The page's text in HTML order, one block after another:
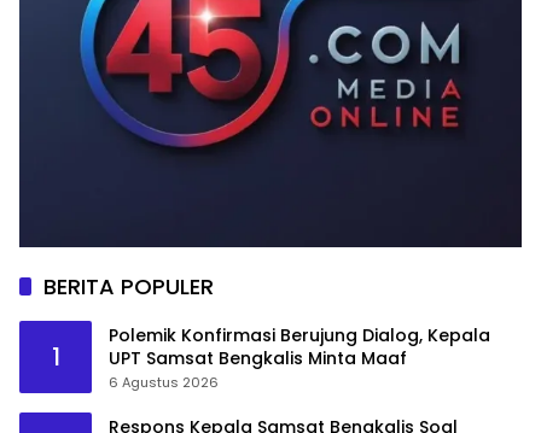
BERITA POPULER
1
Polemik Konfirmasi Berujung Dialog, Kepala
UPT Samsat Bengkalis Minta Maaf
6 Agustus 2026
Respons Kepala Samsat Bengkalis Soal